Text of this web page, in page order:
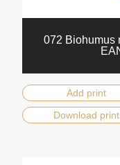
072 Biohumus
Add print
Download print